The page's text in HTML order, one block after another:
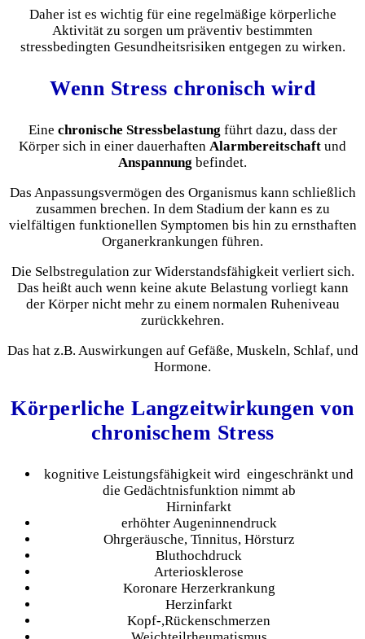
Daher ist es wichtig für eine regelmäßige körperliche
Aktivität zu sorgen um präventiv bestimmten
stressbedingten Gesundheitsrisiken entgegen zu wirken.
Wenn Stress chronisch wird
Eine chronische Stressbelastung führt dazu, dass der
Körper sich in einer dauerhaften Alarmbereitschaft und
Anspannung befindet.
Das Anpassungsvermögen des Organismus kann schließlich
zusammen brechen. In dem Stadium der kann es zu
vielfältigen funktionellen Symptomen bis hin zu ernsthaften
Organerkrankungen führen.
Die Selbstregulation zur Widerstandsfähigkeit verliert sich.
Das heißt auch wenn keine akute Belastung vorliegt kann
der Körper nicht mehr zu einem normalen Ruheniveau
zurückkehren.
Das hat z.B. Auswirkungen auf Gefäße, Muskeln, Schlaf, und
Hormone.
Körperliche Langzeitwirkungen von
chronischem Stress
kognitive Leistungsfähigkeit wird eingeschränkt und
die Gedächtnisfunktion nimmt ab
Hirninfarkt
erhöhter Augeninnendruck
Ohrgeräusche, Tinnitus, Hörsturz
Bluthochdruck
Arteriosklerose
Koronare Herzerkrankung
Herzinfarkt
Kopf-,Rückenschmerzen